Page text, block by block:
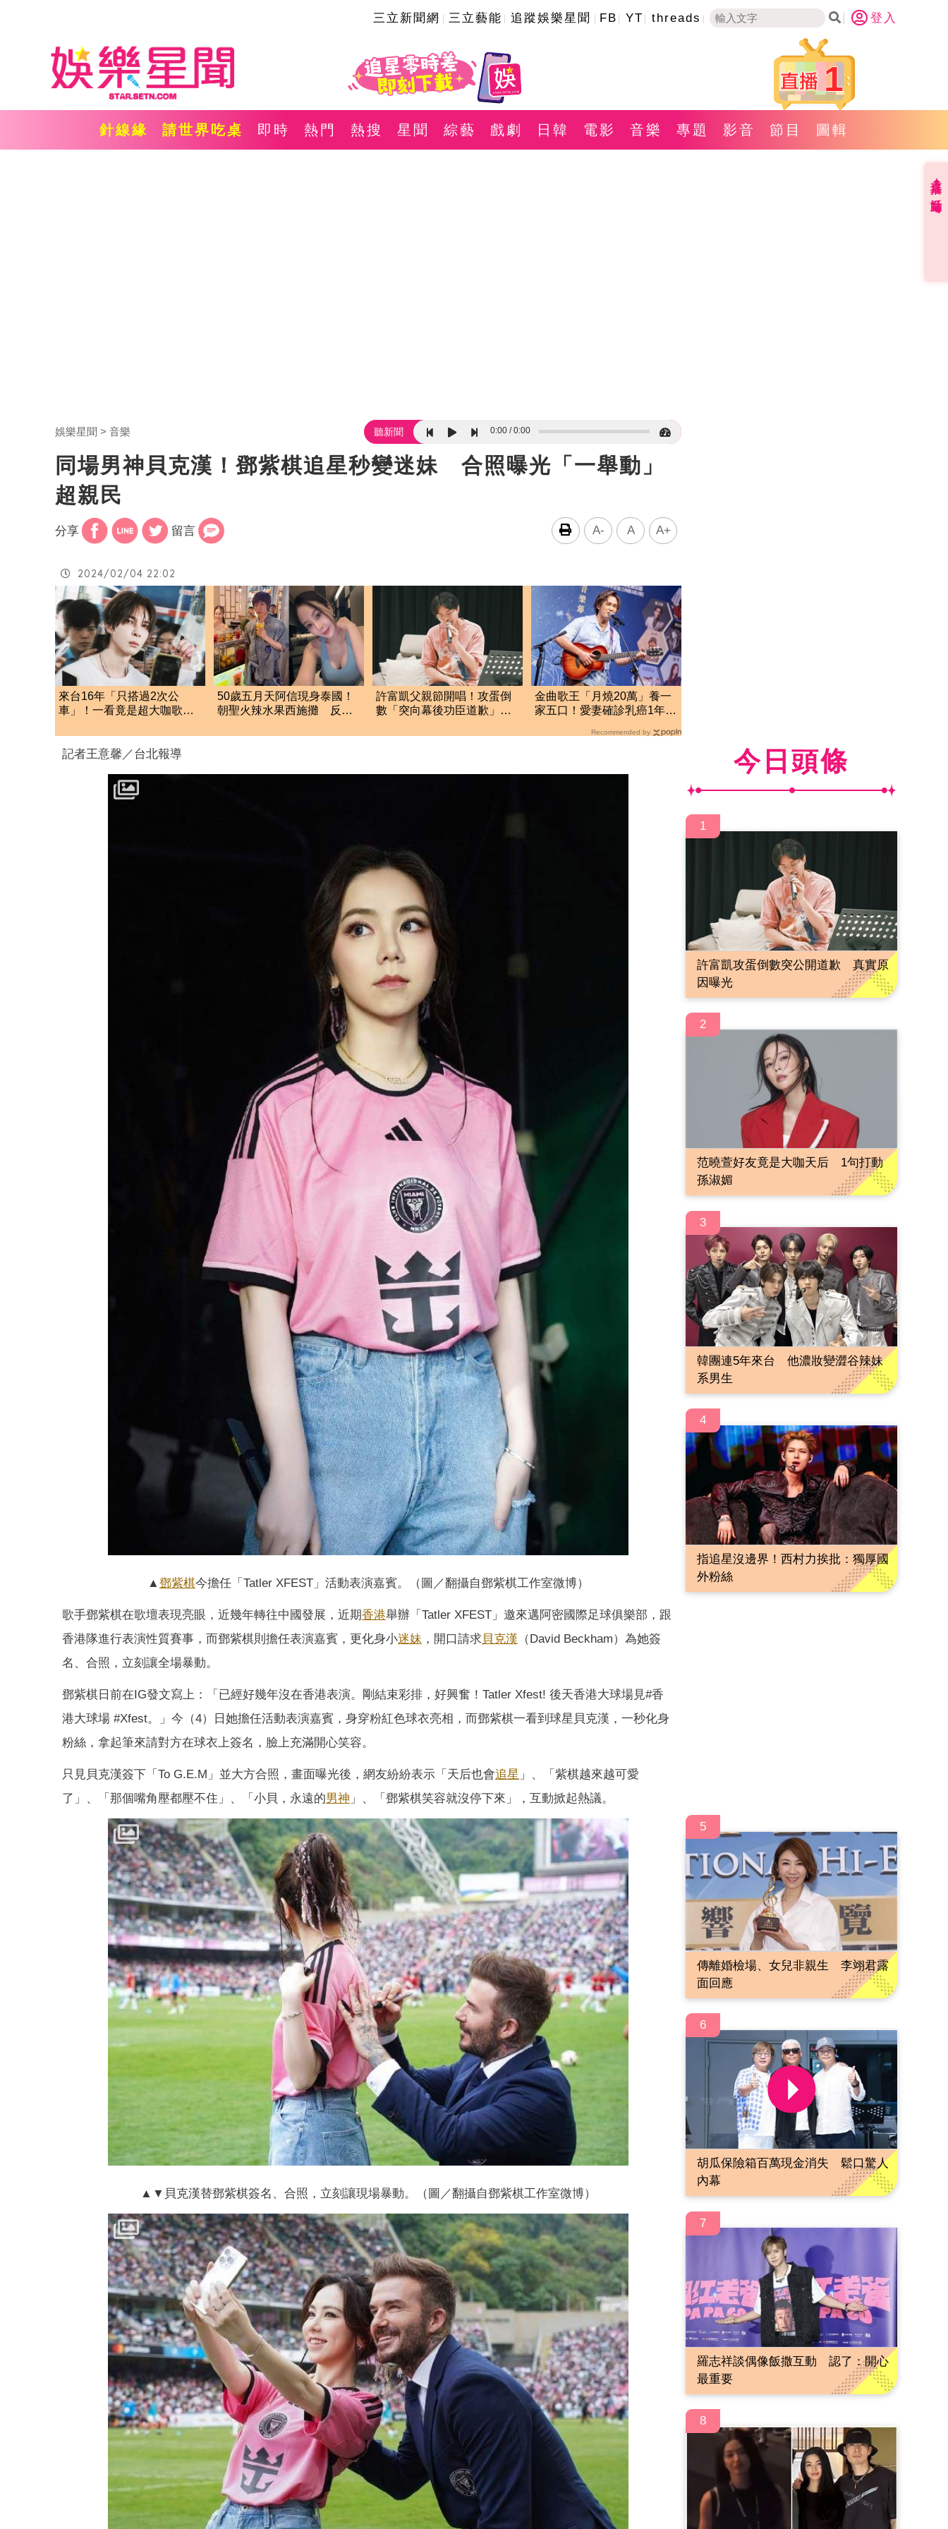
三立新聞網 三立藝能 追蹤娛樂星聞 FB YT threads 登入
1
針線緣 請世界吃桌 即時 熱門 熱搜 星聞 綜藝 戲劇 日韓 電影 音樂 專題 影音 節目 圖輯
娛樂星聞 音樂 聽新聞 0:00 0:00
同場男神貝克漢！鄧紫棋追星秒變迷妹 合照曝光「一舉動」
超親民
分享 留言 A- A A+
2024/02/04 22:02
來台16年「只搭過2次公
車」！一看竟是超大咖歌
50歲五月天阿信現身泰國！
朝聖火辣水果西施攤 反應
許富凱父親節開唱！攻蛋倒
數「突向幕後功臣道歉」真
金曲歌王「月燒20萬」養一
家五口！愛妻確診乳癌1年…
Recommended by
記者王意馨／台北報導
▲ 鄧紫棋今擔任「Tatler XFEST」活動表演嘉賓。（圖／翻攝自鄧紫棋工作室微博）
歌手鄧紫棋在歌壇表現亮眼，近幾年轉往中國發展，近期香港舉辦「Tatler XFEST」邀來邁阿密國際足球俱樂部，跟
香港隊進行表演性質賽事，而鄧紫棋則擔任表演嘉賓，更化身小迷妹 ，開口請求 貝克漢 （David Beckham）為她簽
名、合照，立刻讓全場暴動。
鄧紫棋日前在IG發文寫上：「已經好幾年沒在香港表演。剛結束彩排，好興奮！Tatler Xfest! 後天香港大球場見#香
港大球場 #Xfest。」今（4）日她擔任活動表演嘉賓，身穿粉紅色球衣亮相，而鄧紫棋一看到球星貝克漢，一秒化身
粉絲，拿起筆來請對方在球衣上簽名，臉上充滿開心笑容。
只見貝克漢簽下「To G.E.M」並大方合照，畫面曝光後，網友紛紛表示「天后也會追星 」、「紫棋越來越可愛
了」、「那個嘴角壓都壓不住」、「小貝，永遠的男神 」、「鄧紫棋笑容就沒停下來」，互動掀起熱議。
▲▼貝克漢替鄧紫棋簽名、合照，立刻讓現場暴動。（圖／翻攝自鄧紫棋工作室微博）
今日頭條
1
許富凱攻蛋倒數突公開道歉 真實原
因曝光
2
范曉萱好友竟是大咖天后 1句打動
孫淑媚
3
韓團連5年來台 他濃妝變澀谷辣妹
系男生
4
指追星沒邊界！西村力挨批：獨厚國
外粉絲
5
傳離婚檢場、女兒非親生 李翊君露
面回應
6
胡瓜保險箱百萬現金消失 鬆口驚人
內幕
7
羅志祥談偶像飯撒互動 認了：開心
最重要
8
直播✦活動